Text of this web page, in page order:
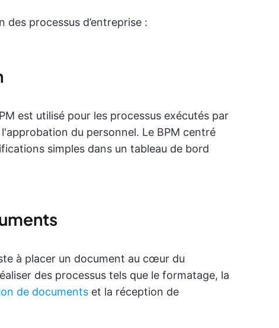
processus d’entreprise :
est utilisé pour les processus exécutés par
du personnel. Le BPM centré
simples dans un tableau de bord
à placer un document au cœur du
des processus tels que le formatage, la
de documents et la réception de